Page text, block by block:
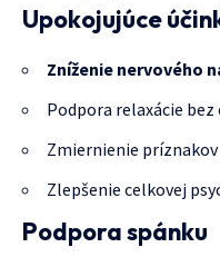
Upokojujúce
Zníženie nervového
Podpora relaxácie
Zmiernienie
Zlepšenie celkovej
Podpora spánku